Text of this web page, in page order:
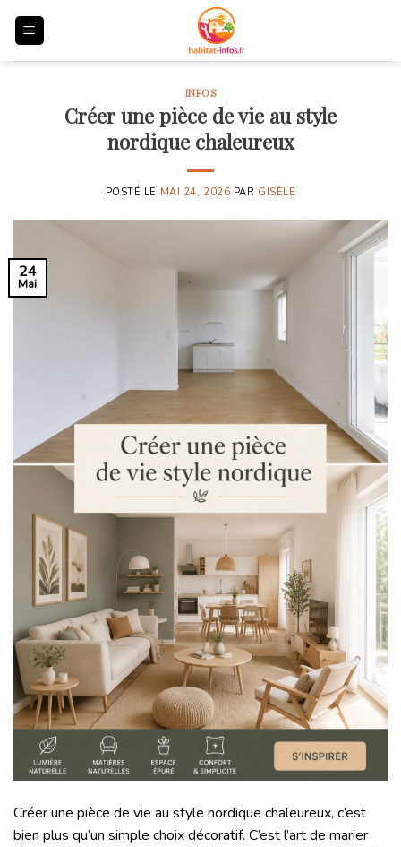
INFOS
Créer une pièce de vie au style
nordique chaleureux
POSTÉ LE MAI 24, 2026 PAR GISÈLE
24
Mai
Créer une pièce de vie au style nordique chaleureux, c’est
bien plus qu’un simple choix décoratif. C’est l’art de marier